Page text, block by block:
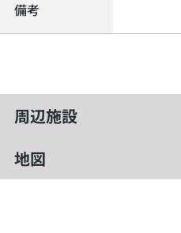
備考
周辺施設
地図